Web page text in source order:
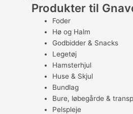
Produkter til
Foder
Hø og Halm
Godbidder & Snacks
Legetøj
Hamsterhjul
Huse & Skjul
Bundlag
Bure, løbegårde &
Pelspleje